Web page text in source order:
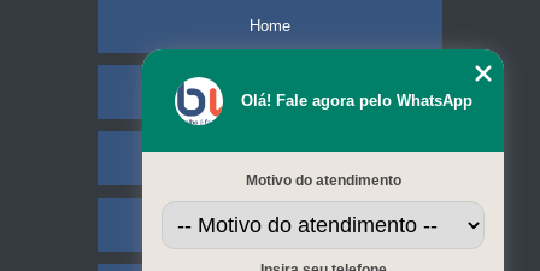
Home
Empresa
Serviços
Olá! Fale agora pelo WhatsApp
Motivo do atendimento